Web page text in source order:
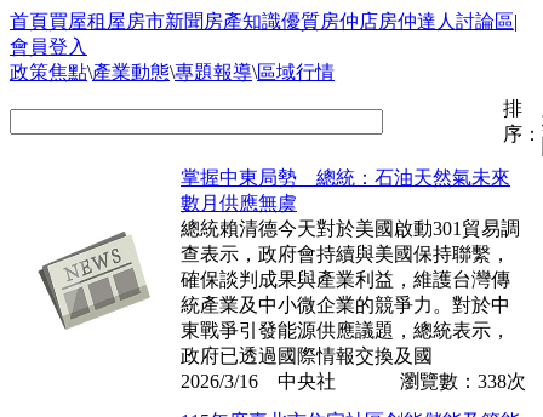
首頁買屋租屋房市新聞 房產知識優質房仲店房仲達人 討論區|
會員登入
政策焦點\產業動態\專題報導\區域行情
排
序：
掌握中東局勢 總統：石油天然氣未來
數月供應無虞
總統賴清德今天對於美國啟動301貿易調
查表示，政府會持續與美國保持聯繫，
確保談判成果與產業利益，維護台灣傳
統產業及中小微企業的競爭力。對於中
東戰爭引發能源供應議題，總統表示，
政府已透過國際情報交換及國
2026/3/16 中央社
瀏覽數：338次